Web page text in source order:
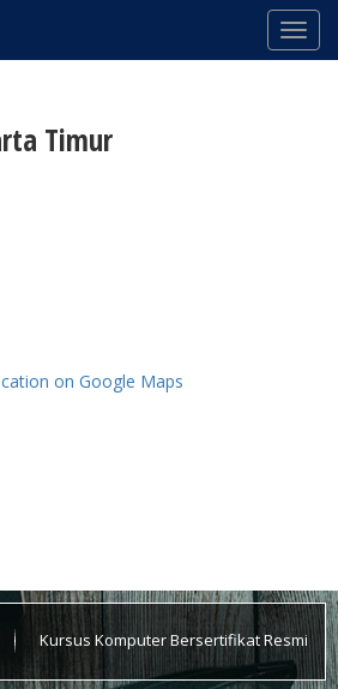
Timur
on Google Maps
Kursus Komputer Bersertifikat Resmi